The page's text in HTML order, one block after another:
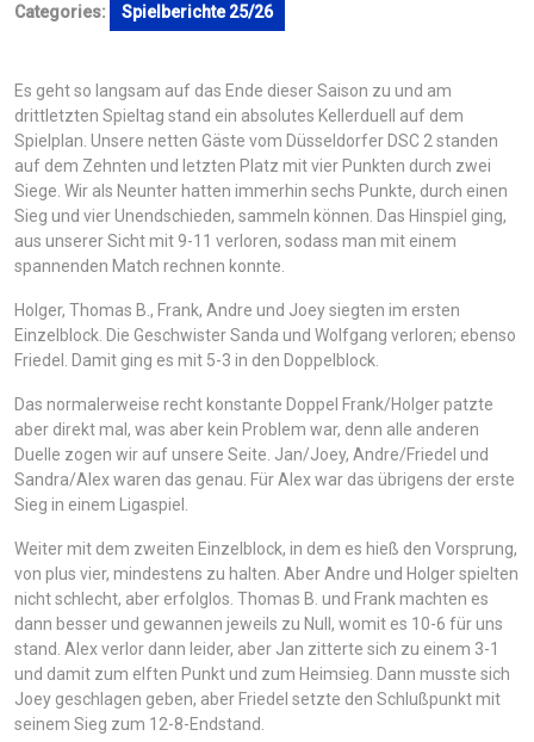
Categories: Spielberichte 25/26
Es geht so langsam auf das Ende dieser Saison zu und am
drittletzten Spieltag stand ein absolutes Kellerduell auf dem
Spielplan. Unsere netten Gäste vom Düsseldorfer DSC 2 standen
auf dem Zehnten und letzten Platz mit vier Punkten durch zwei
Siege. Wir als Neunter hatten immerhin sechs Punkte, durch einen
Sieg und vier Unendschieden, sammeln können. Das Hinspiel ging,
aus unserer Sicht mit 9-11 verloren, sodass man mit einem
spannenden Match rechnen konnte.
Holger, Thomas B., Frank, Andre und Joey siegten im ersten
Einzelblock. Die Geschwister Sanda und Wolfgang verloren; ebenso
Friedel. Damit ging es mit 5-3 in den Doppelblock.
Das normalerweise recht konstante Doppel Frank/Holger patzte
aber direkt mal, was aber kein Problem war, denn alle anderen
Duelle zogen wir auf unsere Seite. Jan/Joey, Andre/Friedel und
Sandra/Alex waren das genau. Für Alex war das übrigens der erste
Sieg in einem Ligaspiel.
Weiter mit dem zweiten Einzelblock, in dem es hieß den Vorsprung,
von plus vier, mindestens zu halten. Aber Andre und Holger spielten
nicht schlecht, aber erfolglos. Thomas B. und Frank machten es
dann besser und gewannen jeweils zu Null, womit es 10-6 für uns
stand. Alex verlor dann leider, aber Jan zitterte sich zu einem 3-1
und damit zum elften Punkt und zum Heimsieg. Dann musste sich
Joey geschlagen geben, aber Friedel setzte den Schlußpunkt mit
seinem Sieg zum 12-8-Endstand.